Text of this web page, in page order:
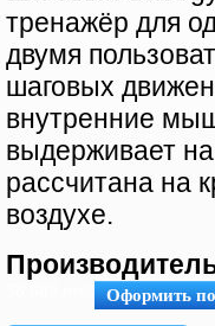
тренажёр для
двумя
шаговых
внутренние
выдерживает
рассчитана на
воздухе.
Оформить